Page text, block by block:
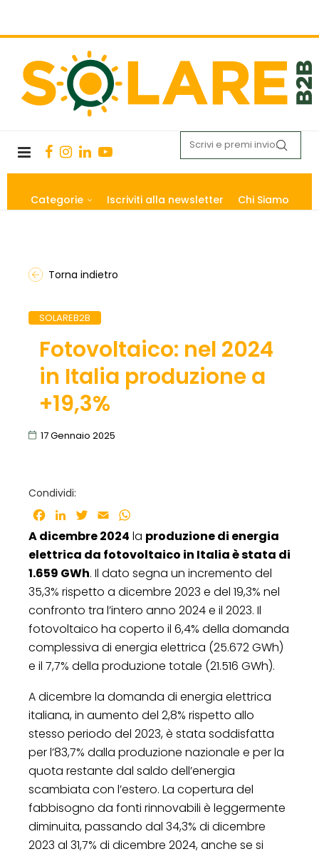
Categorie Iscriviti alla newsletter Chi Siamo
Torna indietro
SOLAREB2B
Fotovoltaico: nel 2024
in Italia produzione a
+19,3%
17 Gennaio 2025
Condividi:
Facebook
LinkedInTwitter
Email
A dicembre 2024 la produzione di energia
elettrica da fotovoltaico in Italia è stata di
1.659 GWh. Il dato segna un incremento del
35,3% rispetto a dicembre 2023 e del 19,3% nel
confronto tra l’intero anno 2024 e il 2023. Il
fotovoltaico ha coperto il 6,4% della domanda
complessiva di energia elettrica (25.672 GWh)
e il 7,7% della produzione totale (21.516 GWh).
A dicembre la domanda di energia elettrica
italiana, in aumento del 2,8% rispetto allo
stesso periodo del 2023, è stata soddisfatta
per l’83,7% dalla produzione nazionale e per la
quota restante dal saldo dell’energia
scambiata con l’estero. La copertura del
fabbisogno da fonti rinnovabili è leggermente
diminuita, passando dal 34,3% di dicembre
2023 al 31,7% di dicembre 2024, anche se si